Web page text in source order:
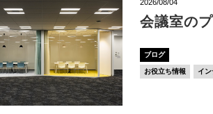
2026/08/04
会議室の
ブログ
お役立ち情報 イ